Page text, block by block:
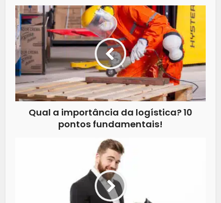
Qual a importância da logística? 10
pontos fundamentais!